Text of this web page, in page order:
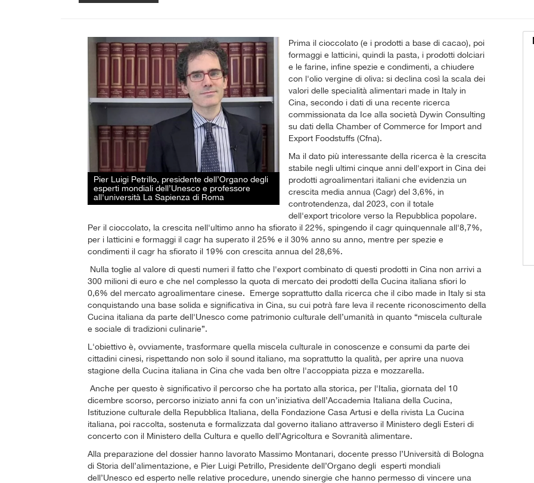
Pier Luigi Petrillo, presidente dell’Organo degli
esperti mondiali dell’Unesco e professore
all'università La Sapienza di Roma
Prima il cioccolato (e i prodotti a base di cacao), poi
formaggi e latticini, quindi la pasta, i prodotti dolciari
e le farine, infine spezie e condimenti, a chiudere
con l'olio vergine di oliva: si declina così la scala dei
valori delle specialità alimentari made in Italy in
Cina, secondo i dati di una recente ricerca
commissionata da Ice alla società Dywin Consulting
su dati della Chamber of Commerce for Import and
Export Foodstuffs (Cfna).
Ma il dato più interessante della ricerca è la crescita
stabile negli ultimi cinque anni dell'export in Cina dei
prodotti agroalimentari italiani che evidenzia un
crescita media annua (Cagr) del 3,6%, in
controtendenza, dal 2023, con il totale
dell'export tricolore verso la Repubblica popolare.
Per il cioccolato, la crescita nell'ultimo anno ha sfiorato il 22%, spingendo il cagr quinquennale all'8,7%,
per i latticini e formaggi il cagr ha superato il 25% e il 30% anno su anno, mentre per spezie e
condimenti il cagr ha sfiorato il 19% con crescita annua del 28,6%.
Nulla toglie al valore di questi numeri il fatto che l'export combinato di questi prodotti in Cina non arrivi a
300 milioni di euro e che nel complesso la quota di mercato dei prodotti della Cucina italiana sfiori lo
0,6% del mercato agroalimentare cinese. Emerge soprattutto dalla ricerca che il cibo made in Italy si sta
conquistando una base solida e significativa in Cina, su cui potrà fare leva il recente riconoscimento della
Cucina italiana da parte dell'Unesco come patrimonio culturale dell’umanità in quanto “miscela culturale
e sociale di tradizioni culinarie”.
L'obiettivo è, ovviamente, trasformare quella miscela culturale in conoscenze e consumi da parte dei
cittadini cinesi, rispettando non solo il sound italiano, ma soprattutto la qualità, per aprire una nuova
stagione della Cucina italiana in Cina che vada ben oltre l'accoppiata pizza e mozzarella.
Anche per questo è significativo il percorso che ha portato alla storica, per l'Italia, giornata del 10
dicembre scorso, percorso iniziato anni fa con un’iniziativa dell’Accademia Italiana della Cucina,
Istituzione culturale della Repubblica Italiana, della Fondazione Casa Artusi e della rivista La Cucina
italiana, poi raccolta, sostenuta e formalizzata dal governo italiano attraverso il Ministero degli Esteri di
concerto con il Ministero della Cultura e quello dell’Agricoltura e Sovranità alimentare.
Alla preparazione del dossier hanno lavorato Massimo Montanari, docente presso l’Università di Bologna
di Storia dell’alimentazione, e Pier Luigi Petrillo, Presidente dell’Organo degli esperti mondiali
dell’Unesco ed esperto nelle relative procedure, unendo sinergie che hanno permesso di vincere una